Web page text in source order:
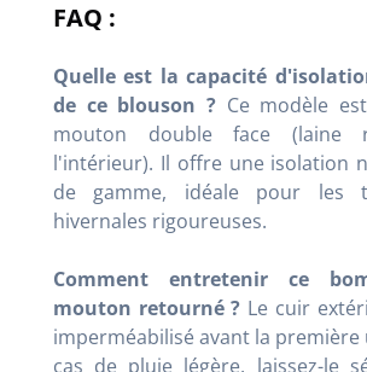
FAQ :
Quelle est la capacité
de ce blouson ?Ce modèle
mouton double face (laine
l'intérieur). Il offre une isolation
de gamme, idéale pour les
hivernales rigoureuses.
Comment entretenir ce
mouton retourné ? Le cuir
imperméabilisé avant la première
cas de pluie légère, laissez-le